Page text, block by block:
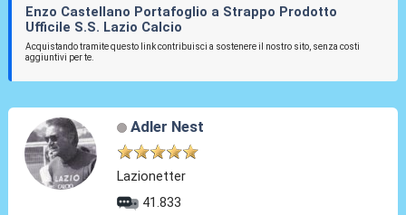
Enzo Castellano Portafoglio a Strappo Prodotto
Ufficile S.S. Lazio Calcio
Acquistando tramite questo link contribuisci a sostenere il nostro sito, senza costi
aggiuntivi per te.
Adler Nest
Lazionetter
41.833